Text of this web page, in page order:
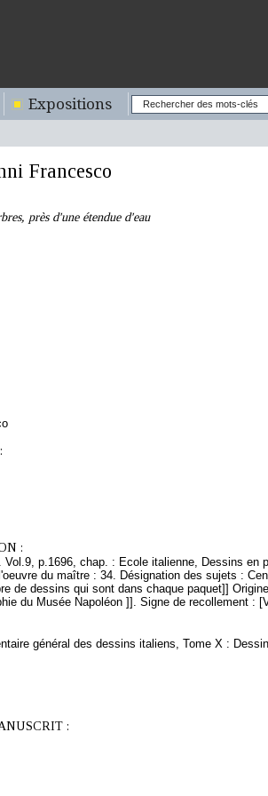
Expositions
Francesco
près d'une étendue d'eau
:
Vol.9, p.1696, chap. : Ecole italienne, Dessins en
du maître : 34. Désignation des sujets :
de dessins qui sont dans chaque paquet]]
du Musée Napoléon ]]. Signe de recollement :
général des dessins italiens, Tome X :
: